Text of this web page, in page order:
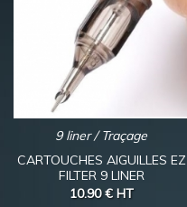
9 liner / Traçage
CARTOUCHES AIGUILLES EZ
FILTER 9 LINER
10.90 € HT